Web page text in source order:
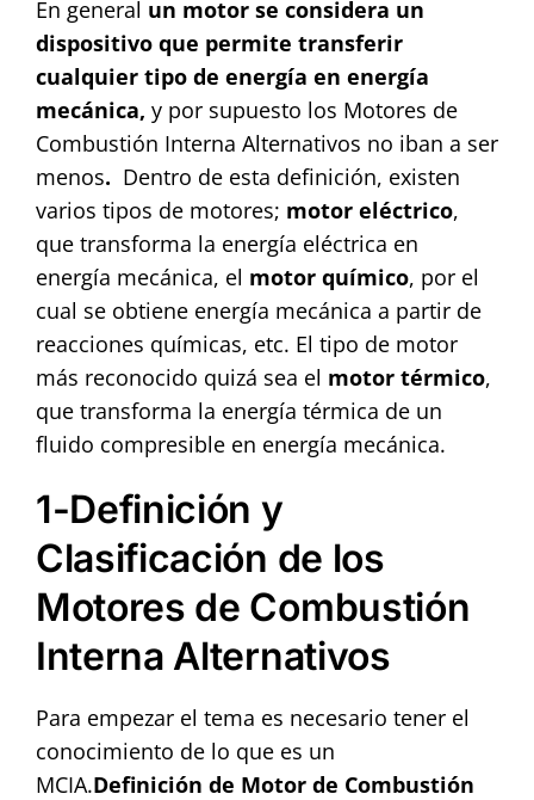
En general un motor se considera un
dispositivo que permite transferir
cualquier tipo de energía en energía
mecánica, y por supuesto los Motores de
Combustión Interna Alternativos no iban a ser
menos. Dentro de esta definición, existen
varios tipos de motores; motor eléctrico,
que transforma la energía eléctrica en
energía mecánica, el motor químico, por el
cual se obtiene energía mecánica a partir de
reacciones químicas, etc. El tipo de motor
más reconocido quizá sea el motor térmico,
que transforma la energía térmica de un
fluido compresible en energía mecánica.
1-Definición y
Clasificación de los
Motores de Combustión
Interna Alternativos
Para empezar el tema es necesario tener el
conocimiento de lo que es un
MCIA.Definición de Motor de Combustión